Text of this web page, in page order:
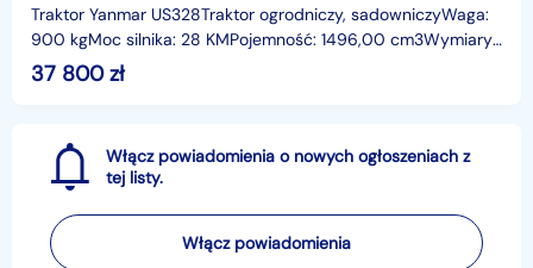
Traktor Yanmar US328Traktor ogrodniczy, sadowniczyWaga:
900 kgMoc silnika: 28 KMPojemność: 1496,00 cm3Wymiary
(dł./szer./wys.): 3,00/1,40/2,00 ms/n 10566Napęd 4
37 800zł
Włącz powiadomienia o nowych ogłoszeniach z
tej listy.
Włącz powiadomienia